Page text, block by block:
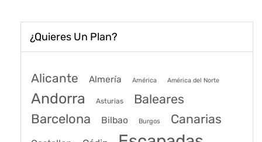
¿Quieres Un Plan?
Alicante Almería América América del Norte
Andorra Asturias Baleares
Barcelona Bilbao Burgos Canarias